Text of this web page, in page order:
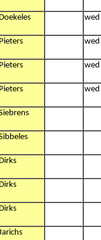
Doekeles wed
Pieters wed
Pieters wed
Pieters wed
Dirks
Dirks
Dirks